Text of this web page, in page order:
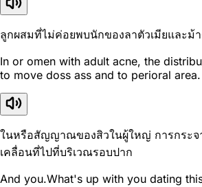
ลูกผสมที่ไม่ค่อยพบนักของลาตัวเมียและม้
In or omen with adult acne, the
to move doss ass and to perioral area.
ในหรือสัญญาณของสิวในผู้ใหญ่ การกระจ
เคลื่อนที่ไปที่บริเวณรอบปาก
And you.What's up with you dating